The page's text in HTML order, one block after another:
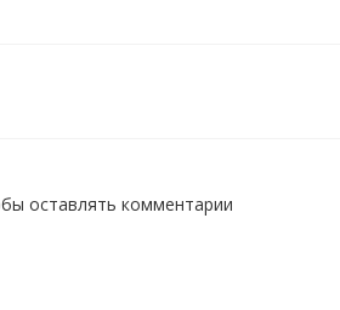
оставлять комментарии